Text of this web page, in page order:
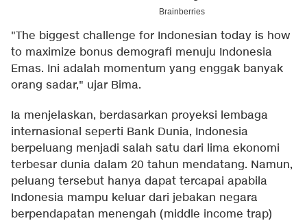
"The biggest challenge for Indonesian today is how
to maximize bonus demografi menuju Indonesia
Emas. Ini adalah momentum yang enggak banyak
orang sadar," ujar Bima.
Ia menjelaskan, berdasarkan proyeksi lembaga
internasional seperti Bank Dunia, Indonesia
berpeluang menjadi salah satu dari lima ekonomi
terbesar dunia dalam 20 tahun mendatang. Namun,
peluang tersebut hanya dapat tercapai apabila
Indonesia mampu keluar dari jebakan negara
berpendapatan menengah (middle income trap)